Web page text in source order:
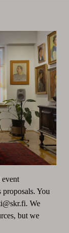
proposals. You
We
but we